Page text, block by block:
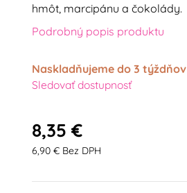
hmôt, marcipánu a čokolády.
Podrobný popis produktu
Naskladňujeme do 3 týždňov
Sledovať dostupnosť
8,35 €
6,90 € Bez DPH